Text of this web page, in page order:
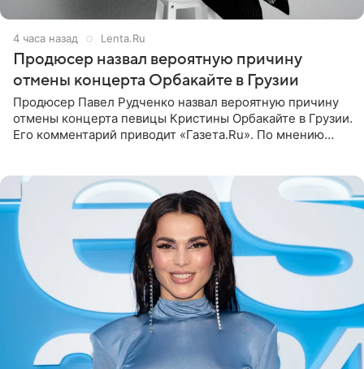
4 часа назад Lenta.Ru
Продюсер назвал вероятную причину
отмены концерта Орбакайте в Грузии
Продюсер Павел Рудченко назвал вероятную причину
отмены концерта певицы Кристины Орбакайте в Грузии.
Его комментарий приводит «Газета.Ru». По мнению